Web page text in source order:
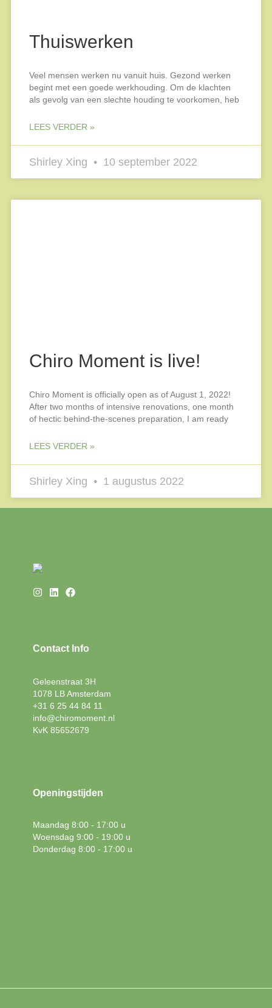
Thuiswerken
Veel mensen werken nu vanuit huis. Gezond werken
begint met een goede werkhouding. Om de klachten
als gevolg van een slechte houding te voorkomen, heb
LEES VERDER »
Shirley Xing 10 september 2022
Chiro Moment is live!
Chiro Moment is officially open as of August 1, 2022!
After two months of intensive renovations, one month
of hectic behind-the-scenes preparation, I am ready
LEES VERDER »
Shirley Xing 1 augustus 2022
Contact Info
Geleenstraat 3H
1078 LB Amsterdam
+31 6 25 44 84 11
info@chiromoment.nl
KvK 85652679
Openingstijden
Maandag 8:00 - 17:00 u
Woensdag 9:00 - 19:00 u
Donderdag 8:00 - 17:00 u